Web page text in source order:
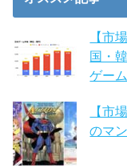
【市
国・
ゲー
【市
のマ